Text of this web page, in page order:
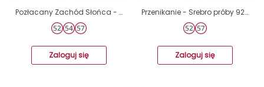
Pozłacany Zachód Słońca - Srebro Próby 925 Srebrne Pierścionki A4S46390
Zaloguj się
Przenikanie - Srebro próby 925 Pierścionki zwykłe A4S35812
Zaloguj się